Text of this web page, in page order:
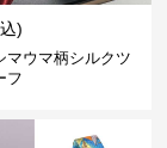
)
マウマ柄シルクツ
フ